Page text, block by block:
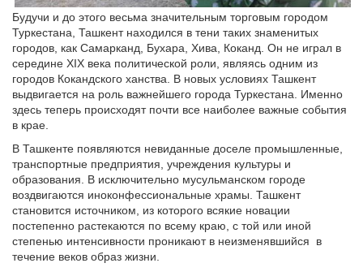
Будучи и до этого весьма значительным торговым городом
Туркестана, Ташкент находился в тени таких знаменитых
городов, как Самарканд, Бухара, Хива, Коканд. Он не играл в
середине XIX века политической роли, являясь одним из
городов Кокандского ханства. В новых условиях Ташкент
выдвигается на роль важнейшего города Туркестана. Именно
здесь теперь происходят почти все наиболее важные события
в крае.
В Ташкенте появляются невиданные доселе промышленные,
транспортные предприятия, учреждения культуры и
образования. В исключительно мусульман­ском городе
воздвигаются иноконфессиональные храмы. Ташкент
становится источником, из которого всякие новации
постепенно растекаются по всему краю, с той или иной
степенью интенсивности проникают в неизменявшийся
в
течение веков образ жизни.